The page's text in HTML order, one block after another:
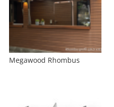
Megawood Rhombus